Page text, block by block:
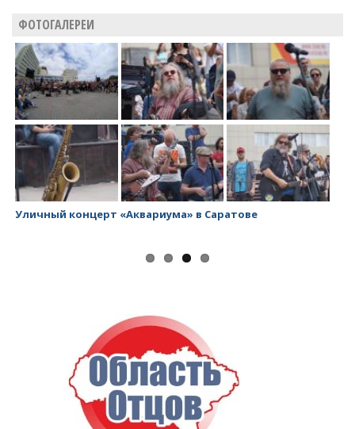
ФОТОГАЛЕРЕИ
концерт «Аквариума» в Саратове